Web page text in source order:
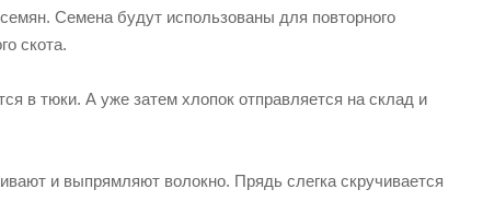
Семена будут использованы для повторного
скота.
в тюки. А уже затем хлопок отправляется на склад и
и выпрямляют волокно. Прядь слегка скручивается